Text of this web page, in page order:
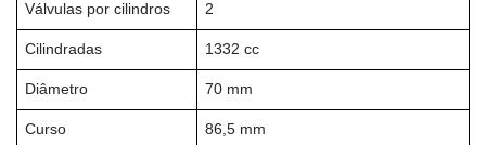
Válvulas por cilindros 2
Cilindradas 1332 cc
Diâmetro 70 mm
Curso 86,5 mm